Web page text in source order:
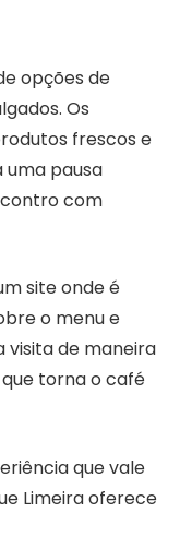
opções de
Os
frescos e
uma pausa
com
site onde é
o menu e
visita de maneira
torna o café
que vale
Limeira oferece